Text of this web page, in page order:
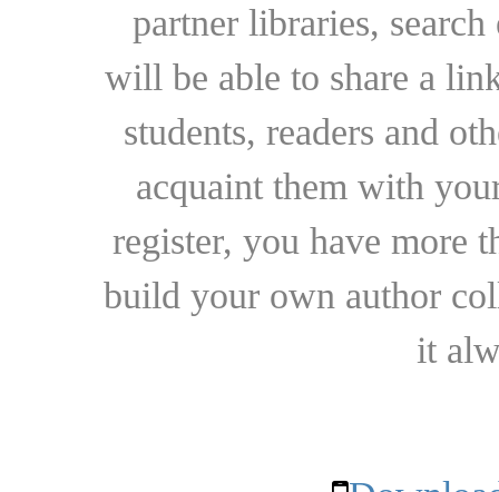
partner libraries,
will be able to share a
students, readers and
acquaint them with
register, you have more
build your own author
it